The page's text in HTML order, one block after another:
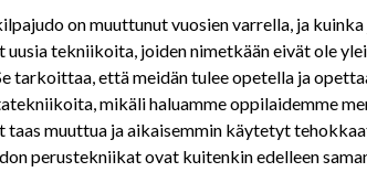
on muuttunut vuosien varrella, ja
tekniikoita, joiden nimetkään eivät ole
tarkoittaa, että meidän tulee opetella ja
mikäli haluamme oppilaidemme
muuttua ja aikaisemmin käytetyt
perustekniikat ovat kuitenkin edelleen